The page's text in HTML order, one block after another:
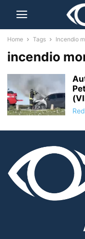
Home Tags Incendio
incendio